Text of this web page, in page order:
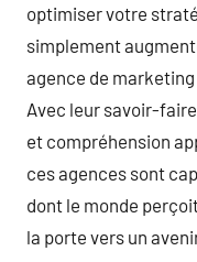
optimiser votre
simplement
agence de
Avec leur savoir-
et compréhension
ces agences sont
dont le monde
la porte vers un